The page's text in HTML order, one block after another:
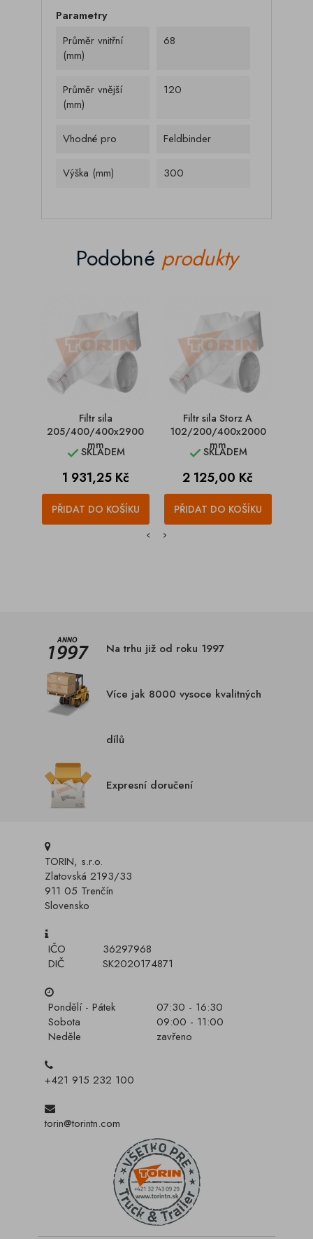
Parametry
Průměr vnitřní
(mm)
68
Průměr vnější
(mm)
120
Vhodné pro Feldbinder
Výška (mm) 300
Podobné produkty
Filtr sila
205/400/400x2900
mm
SKLADEM
Cena
1 931,25 Kč
PŘIDAT DO KOŠÍKU
Filtr sila Storz A
102/200/400x2000
mm
SKLADEM
Cena
2 125,00 Kč
PŘIDAT DO KOŠÍKU
Na trhu již od roku 1997
Více jak 8000 vysoce kvalitných
dílů
Expresní doručení
TORIN, s.r.o.
Zlatovská 2193/33
911 05 Trenčín
Slovensko
IČO
36297968
DIČ
SK2020174871
Pondělí - Pátek
07:30 - 16:30
Sobota
09:00 - 11:00
Neděle
zavřeno
+421 915 232 100
torin@torintn.com